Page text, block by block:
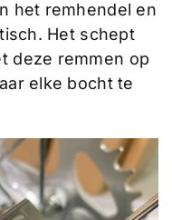
het remhendel en
Het schept
deze remmen op
elke bocht te